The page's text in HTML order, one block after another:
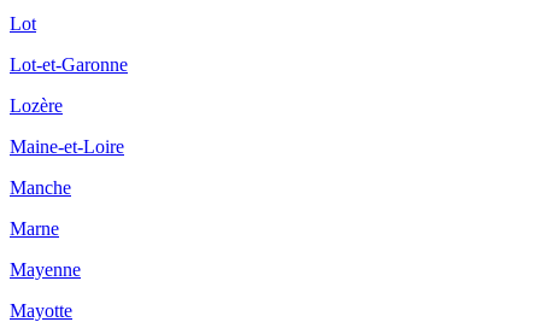
Lot
Lot-et-Garonne
Lozère
Maine-et-Loire
Manche
Marne
Mayenne
Mayotte